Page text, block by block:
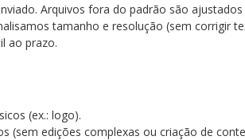
Arquivos fora do padrão são
tamanho e resolução (sem corrigir
ao prazo.
(ex.: logo).
(sem edições complexas ou criação de